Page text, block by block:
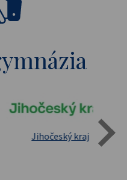
Jihočeský kraj